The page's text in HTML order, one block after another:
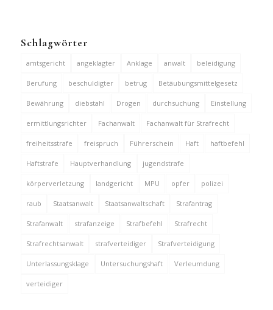
Schlagwörter
amtsgericht angeklagter Anklage anwalt beleidigung
Berufung beschuldigter betrug Betäubungsmittelgesetz
Bewährung diebstahl Drogen durchsuchung Einstellung
ermittlungsrichter Fachanwalt Fachanwalt für Strafrecht
freiheitsstrafe freispruch Führerschein Haft haftbefehl
Haftstrafe Hauptverhandlung jugendstrafe
körperverletzung landgericht MPU opfer polizei
raub Staatsanwalt Staatsanwaltschaft Strafantrag
Strafanwalt strafanzeige Strafbefehl Strafrecht
Strafrechtsanwalt strafverteidiger Strafverteidigung
Unterlassungsklage Untersuchungshaft Verleumdung
verteidiger